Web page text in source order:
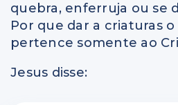
quebra, enferruja ou se
Por que dar a criaturas
pertence somente ao
Jesus disse: